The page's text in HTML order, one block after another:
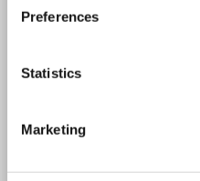
Preferences
Statistics
Marketing